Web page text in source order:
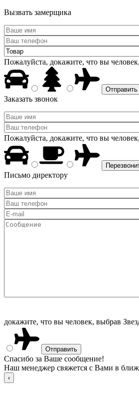
Вызвать замерщика
Пожалуйста, докажите, что вы
Заказать звонок
Пожалуйста, докажите, что вы
Письмо директору
докажите, что вы человек, выбрав
Спасибо за Ваше сообщение!
Наш менеджер свяжется с Вами в